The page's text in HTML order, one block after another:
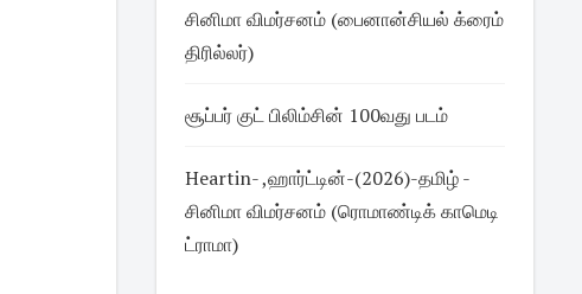
சினிமா விமர்சனம் (பைனான்சியல் க்ரைம்
திரில்லர்)
சூப்பர் குட் பிலிம்சின் 100வது படம்
Heartin- ,ஹார்ட்டின்-(2026)-தமிழ் -
சினிமா விமர்சனம் (ரொமாண்டிக் காமெடி
ட்ராமா)